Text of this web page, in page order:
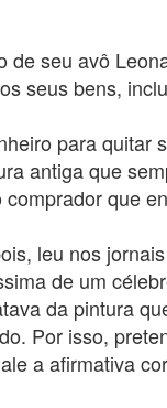
de seu avô
seus bens,
para quitar
antiga que
que
leu nos
de um
da pintura
Por isso,
a afirmativa